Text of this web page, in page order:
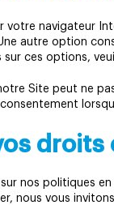
votre navigateur
autre option
sur ces options,
Site peut ne
sur nos politiques
nous vous